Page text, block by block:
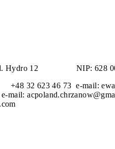
Hydro 12NIP: 628
+48 32 623 46 73 e-
e-mail: